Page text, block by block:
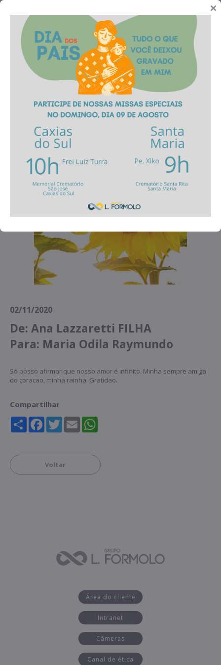
Telefones
Memorial Virtual
02/11/2020
De: Ana Lazzaretti FILHA
Para: Maria Odila Raymundo
Só posso afirmar que nosso amor é infinito. Minha sempre amiga
do coracao, minha rainha. Gratidao.
Compartilhar
Share FacebookTwitterEmail
Voltar
Área do cliente
Intranet
Câmeras
Canal de ética